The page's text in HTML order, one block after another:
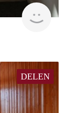
DELEN